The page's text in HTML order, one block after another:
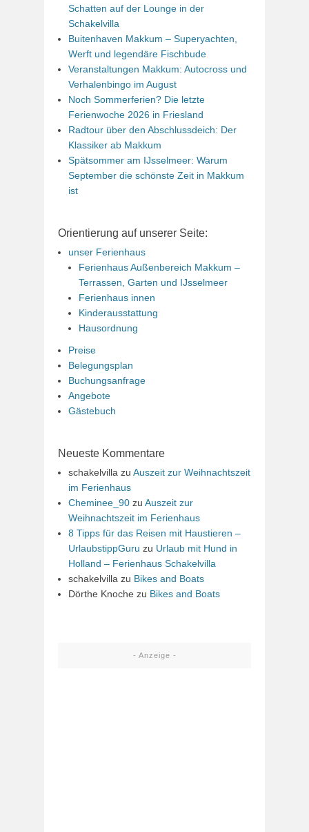
Schatten auf der Lounge in der
Schakelvilla
Buitenhaven Makkum – Superyachten,
Werft und legendäre Fischbude
Veranstaltungen Makkum: Autocross und
Verhalenbingo im August
Noch Sommerferien? Die letzte
Ferienwoche 2026 in Friesland
Radtour über den Abschlussdeich: Der
Klassiker ab Makkum
Spätsommer am IJsselmeer: Warum
September die schönste Zeit in Makkum
ist
Orientierung auf unserer Seite:
unser Ferienhaus
Ferienhaus Außenbereich Makkum –
Terrassen, Garten und IJsselmeer
Ferienhaus innen
Kinderausstattung
Hausordnung
Preise
Belegungsplan
Buchungsanfrage
Angebote
Gästebuch
Neueste Kommentare
schakelvilla zu Auszeit zur Weihnachtszeit
im Ferienhaus
Cheminee_90 zu Auszeit zur
Weihnachtszeit im Ferienhaus
8 Tipps für das Reisen mit Haustieren –
UrlaubstippGuru zu Urlaub mit Hund in
Holland – Ferienhaus Schakelvilla
schakelvilla zu Bikes and Boats
Dörthe Knoche zu Bikes and Boats
- Anzeige -